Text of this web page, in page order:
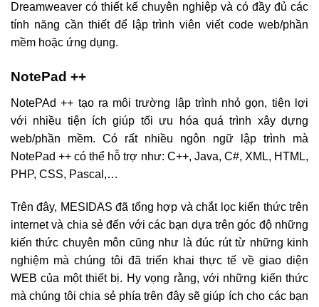
Dreamweaver có thiết kế chuyên nghiệp và có đầy đủ các
tính năng cần thiết để lập trình viên viết code web/phần
mềm hoặc ứng dụng.
NotePad ++
NotePAd ++ tạo ra môi trường lập trình nhỏ gọn, tiện lợi
với nhiều tiện ích giúp tối ưu hóa quá trình xây dựng
web/phần mềm. Có rất nhiều ngôn ngữ lập trình mà
NotePad ++ có thể hỗ trợ như: C++, Java, C#, XML, HTML,
PHP, CSS, Pascal,…
Trên đây, MESIDAS đã tổng hợp và chắt lọc kiến thức trên
internet và chia sẻ đến với các bạn dựa trên góc độ những
kiến thức chuyên môn cũng như là đúc rút từ những kinh
nghiệm mà chúng tôi đã triển khai thực tế về giao diện
WEB của một thiết bị. Hy vọng rằng, với những kiến thức
mà chúng tôi chia sẻ phía trên đây sẽ giúp ích cho các bạn